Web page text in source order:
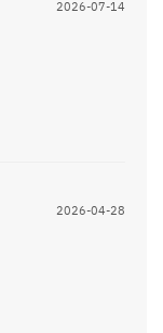
2026-07-14
2026-04-28